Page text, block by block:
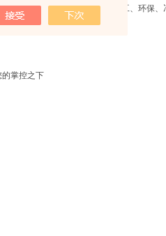
。可 的应用在石油、石化、化工、环保、
掌控之下